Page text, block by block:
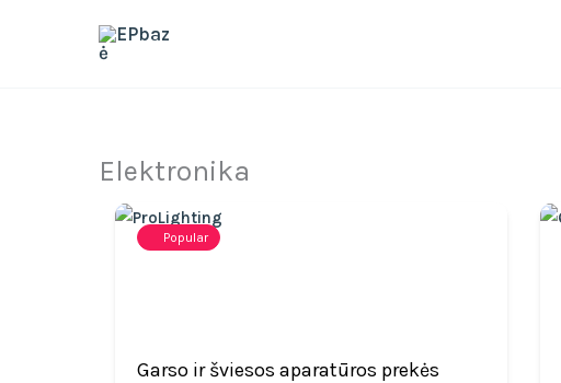
Elektronika
Popular
Garso ir šviesos aparatūros prekės